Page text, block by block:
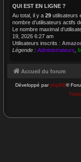
QUI EST EN LIGNE ?
Au total, il y a 29 utilisateurs
nombre d’utilisateurs actifs
Le nombre maximal
19, 2026 6:27 am
Utilisateurs inscrits :
Légende : Administrateurs
Accueil du forum
Développé parphpBB®